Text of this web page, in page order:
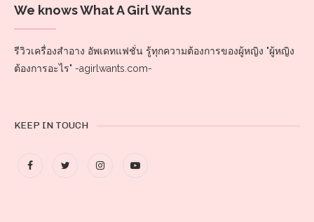
We knows What A Girl Wants
รีวิวเครื่องสำอาง อัพเดทแฟชั่น รู้ทุกความต้องการของผู้หญิง "ผู้หญิง
ต้องการอะไร" -agirlwants.com-
KEEP IN TOUCH